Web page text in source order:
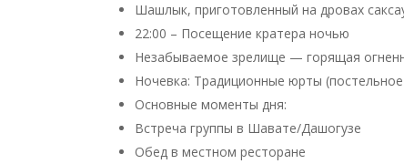
Шашлык, приготовленный на дровах
22:00 – Посещение кратера ночью
Незабываемое зрелище — горящая
Ночевка: Традиционные юрты
Основные моменты дня:
Встреча группы в Шавате/Дашогузе
Обед в местном ресторане